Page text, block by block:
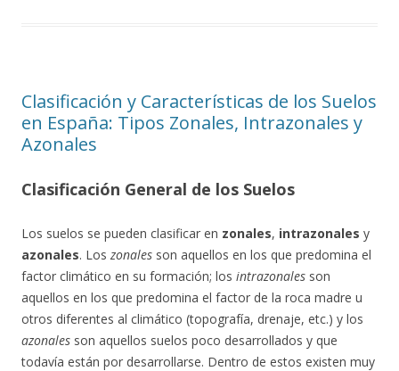
Clasificación y Características de los Suelos
en España: Tipos Zonales, Intrazonales y
Azonales
Clasificación General de los Suelos
Los suelos se pueden clasificar en zonales, intrazonales y
azonales. Los zonales son aquellos en los que predomina el
factor climático en su formación; los intrazonales son
aquellos en los que predomina el factor de la roca madre u
otros diferentes al climático (topografía, drenaje, etc.) y los
azonales son aquellos suelos poco desarrollados y que
todavía están por desarrollarse. Dentro de estos existen muy